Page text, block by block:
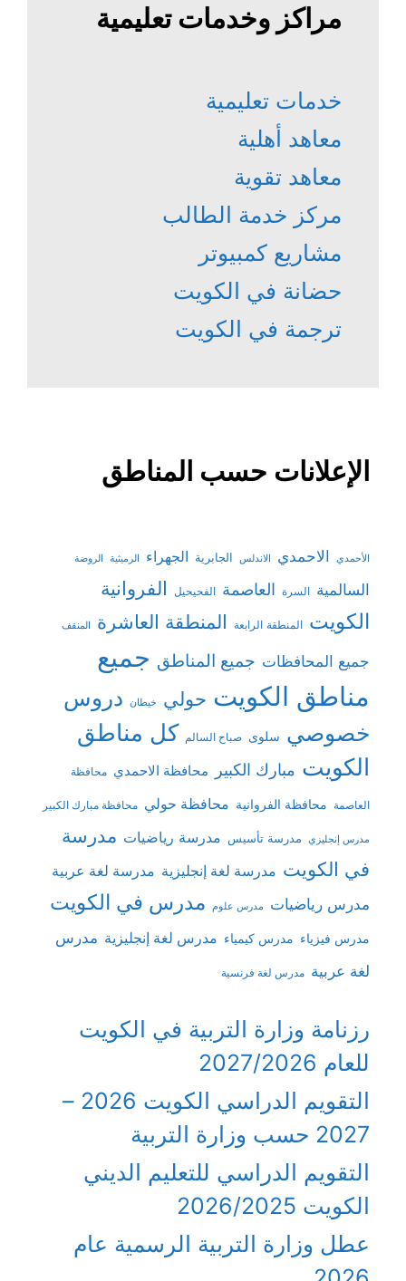
مراكز وخدمات تعليمية
خدمات تعليمية
معاهد أهلية
معاهد تقوية
مركز خدمة الطالب
مشاريع كمبيوتر
حضانة في الكويت
ترجمة في الكويت
الإعلانات حسب المناطق
الأحمدي الاحمدي الاندلس الجابرية الجهراء الرميثية الروضة
السالمية السرة العاصمة الفحيحيل الفروانية
الكويت المنطقة الرابعة المنطقة العاشرة المنقف
جميع المحافظات جميع المناطق جميع
مناطق الكويت حولي خيطان دروس
خصوصي سلوى صباح السالم كل مناطق
الكويت مبارك الكبير محافظة الاحمدي محافظة
العاصمة محافظة الفروانية محافظة حولي محافظة مبارك الكبير
مدرس إنجليزي مدرسة تأسيس مدرسة رياضيات مدرسة
في الكويت مدرسة لغة إنجليزية مدرسة لغة عربية
مدرس رياضيات مدرس علوم مدرس في الكويت
مدرس فيزياء مدرس كيمياء مدرس لغة إنجليزية مدرس
لغة عربية مدرس لغة فرنسية
رزنامة وزارة التربية في الكويت
للعام 2027/2026
التقويم الدراسي الكويت 2026 –
2027 حسب وزارة التربية
التقويم الدراسي للتعليم الديني
الكويت 2026/2025
عطل وزارة التربية الرسمية عام